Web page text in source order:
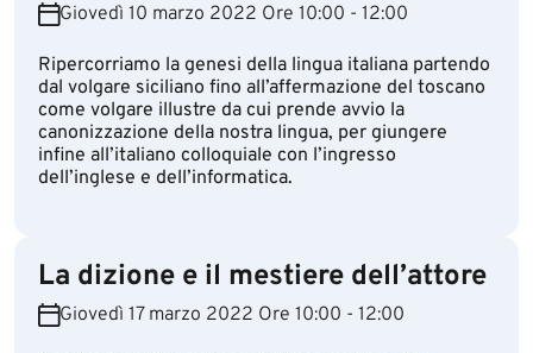
Giovedì 10 marzo 2022 Ore 10:00 - 12:00
Ripercorriamo la genesi della lingua italiana partendo
dal volgare siciliano fino all’affermazione del toscano
come volgare illustre da cui prende avvio la
canonizzazione della nostra lingua, per giungere
infine all’italiano colloquiale con l’ingresso
dell’inglese e dell’informatica.
La dizione e il mestiere dell’attore
Giovedì 17 marzo 2022 Ore 10:00 - 12:00